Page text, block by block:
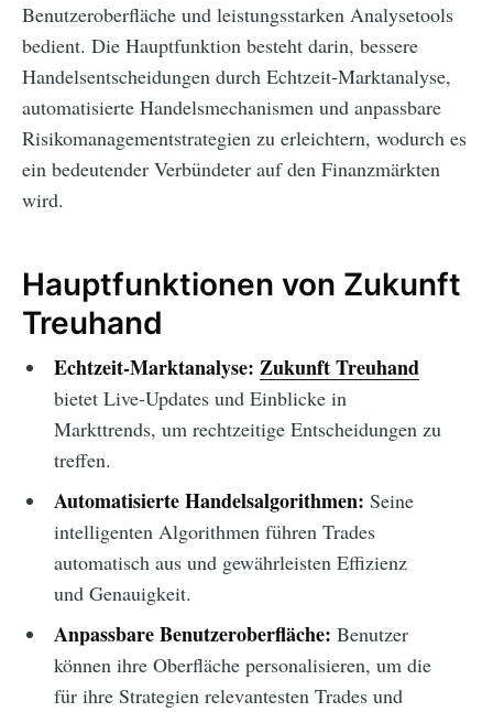
Benutzeroberfläche und leistungsstarken Analysetools
bedient. Die Hauptfunktion besteht darin, bessere
Handelsentscheidungen durch Echtzeit-Marktanalyse,
automatisierte Handelsmechanismen und anpassbare
Risikomanagementstrategien zu erleichtern, wodurch es
ein bedeutender Verbündeter auf den Finanzmärkten
wird.
Hauptfunktionen von Zukunft
Treuhand
Echtzeit-Marktanalyse: Zukunft Treuhand
bietet Live-Updates und Einblicke in
Markttrends, um rechtzeitige Entscheidungen zu
treffen.
Automatisierte Handelsalgorithmen: Seine
intelligenten Algorithmen führen Trades
automatisch aus und gewährleisten Effizienz
und Genauigkeit.
Anpassbare Benutzeroberfläche: Benutzer
können ihre Oberfläche personalisieren, um die
für ihre Strategien relevantesten Trades und